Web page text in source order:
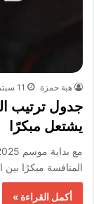
هبة حمزة 11 سبتمبر، 2025
يشتعل مبكرًا
المنافسة مبكرًا
أكمل القراءة »